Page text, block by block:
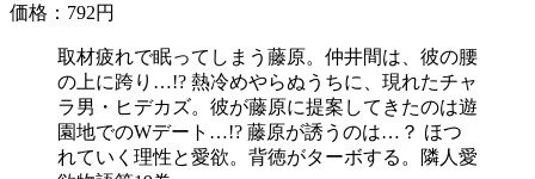
価格：792円
取材疲れで眠ってしまう藤原。仲井間は、彼の腰
の上に跨り…!? 熱冷めやらぬうちに、現れたチャ
ラ男・ヒデカズ。彼が藤原に提案してきたのは遊
園地でのWデート…!? 藤原が誘うのは…？ ほつ
れていく理性と愛欲。背徳がターボする。隣人愛